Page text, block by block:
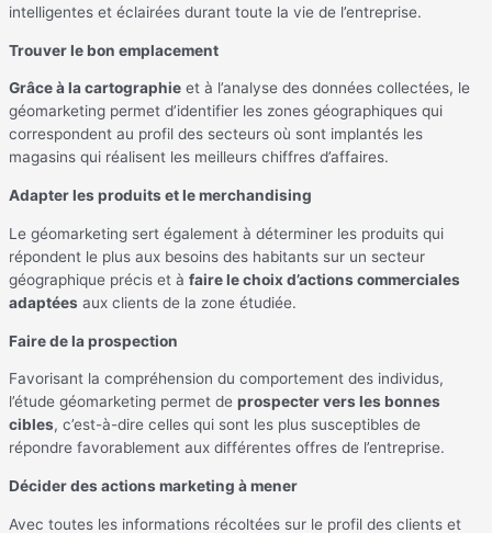
intelligentes et éclairées durant toute la vie de l’entreprise.
Trouver le bon emplacement
Grâce à la cartographie et à l’analyse des données collectées, le
géomarketing permet d’identifier les zones géographiques qui
correspondent au profil des secteurs où sont implantés les
magasins qui réalisent les meilleurs chiffres d’affaires.
Adapter les produits et le merchandising
Le géomarketing sert également à déterminer les produits qui
répondent le plus aux besoins des habitants sur un secteur
géographique précis et à faire le choix d’actions commerciales
adaptées aux clients de la zone étudiée.
Faire de la prospection
Favorisant la compréhension du comportement des individus,
l’étude géomarketing permet de prospecter vers les bonnes
cibles, c’est-à-dire celles qui sont les plus susceptibles de
répondre favorablement aux différentes offres de l’entreprise.
Décider des actions marketing à mener
Avec toutes les informations récoltées sur le profil des clients et